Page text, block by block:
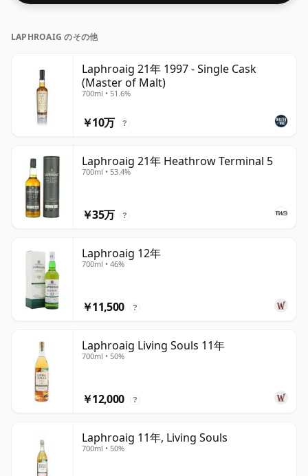
LAPHROAIG のその他
Laphroaig 21年 1997 - Single Cask
(Master of Malt)
700ml • 51.6%
￥10万 ?
Laphroaig 21年 Heathrow Terminal 5
700ml • 53.4%
￥35万 ?
Laphroaig 12年
700ml • 46%
￥11,500 ?
Laphroaig Living Souls 11年
700ml • 50%
￥12,000 ?
Laphroaig 11年, Living Souls
700ml • 50%